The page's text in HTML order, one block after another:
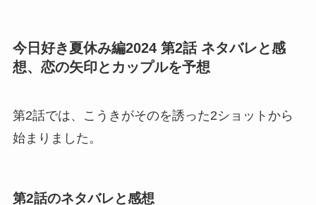
今日好き夏休み編2024 第2話 ネタバレと感
想、恋の矢印とカップルを予想
第2話では、こうきがそのを誘った2ショットから
始まりました。
第2話のネタバレと感想